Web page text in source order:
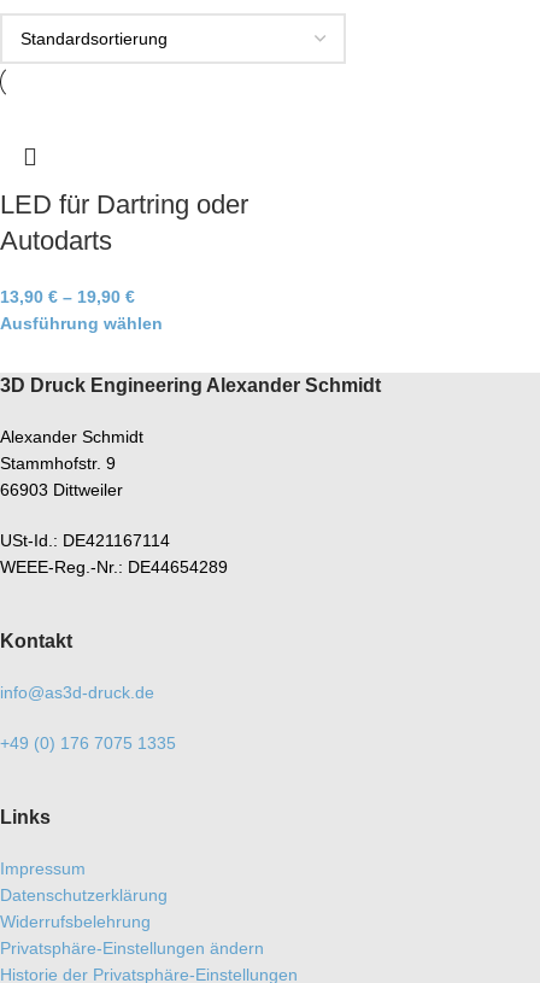
LED für Dartring oder
Autodarts
13,90 € – 19,90 €
Ausführung wählen
3D Druck Engineering Alexander Schmidt
Alexander Schmidt
Stammhofstr. 9
66903 Dittweiler
USt-Id.: DE421167114
WEEE-Reg.-Nr.: DE44654289
Kontakt
info@as3d-druck.de
+49 (0) 176 7075 1335
Links
Impressum
Datenschutzerklärung
Widerrufsbelehrung
Privatsphäre-Einstellungen ändern
Historie der Privatsphäre-Einstellungen